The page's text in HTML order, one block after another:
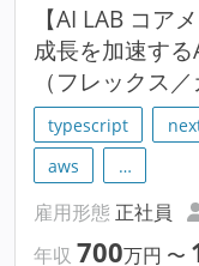
【AI LAB コア
成長を加速する
（フレックス
typescript
aws
…
雇用形態 正社員
年収 700万円 〜